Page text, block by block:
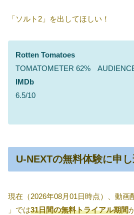
「ソルト2」を出してほしい！
Rotten Tomatoes
TOMATOMETER 62%
IMDb
6.5/10
U-NEXTの無料体験に申
現在（2026年08月01日時点）、動画
」では31日間の無料トライアル期間